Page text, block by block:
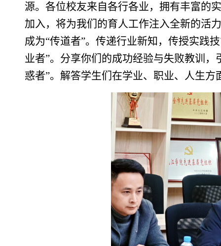
源。各位校友来自各行各业，拥有丰富的
加入，将为我们的育人工作注入全新的活
成为“传道者”。传递行业新知，传授实践
业者”。分享你们的成功经验与失败教训
惑者”。解答学生们在学业、职业、人生